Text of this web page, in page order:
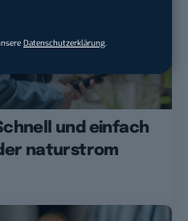
Datenschutzerklärung
und einfach
naturstrom